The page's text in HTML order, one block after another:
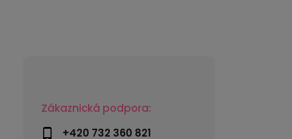
Zákaznická podpora:
+420 732 360 821